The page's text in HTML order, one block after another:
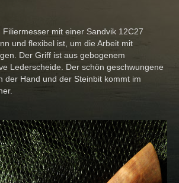
Filiermesser mit einer Sandvik 12C27
und flexibel ist, um die Arbeit mit
Der Griff ist aus gebogenem
Lederscheide. Der schön geschwungene
der Hand und der Steinbit kommt im